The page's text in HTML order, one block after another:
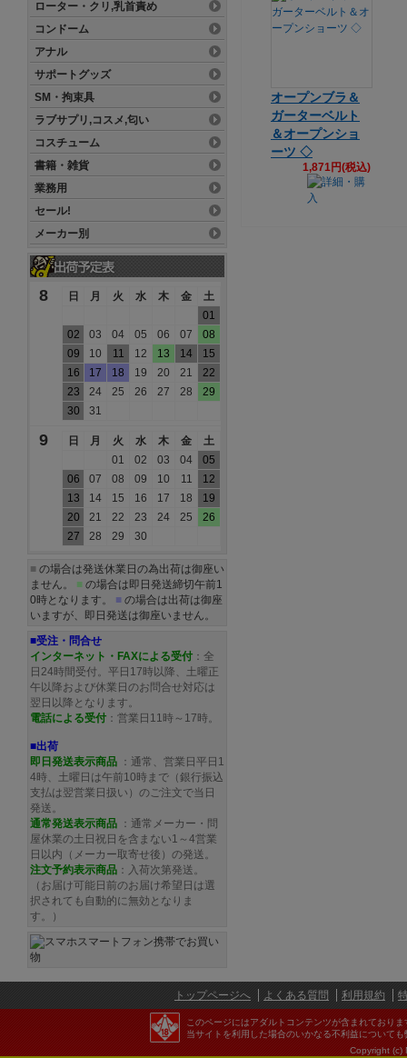
オープンブラ＆
ガーターベルト
＆オープンショ
ーツ ◇
1,871円(税込)
ローター・クリ,乳首責め
コンドーム
アナル
サポートグッズ
SM・拘束具
ラブサプリ,コスメ,匂い
コスチューム
書籍・雑貨
業務用
セール!
メーカー別
8 日 月 火 水 木 金
土
01
02
03 04 05 06 07
08
09
10 11 12 13 14
15
16
17 18 19 20 21
22
23
24 25 26 27 28
29
30
31
9 日 月 火 水 木 金
土
01
02 03 04
05
06
07 08 09 10 11
12
13
14 15 16 17 18
19
20
21 22 23 24 25
26
27
28 29 30
■ の場合は発送休業日の為出荷は御座い
ません。 ■ の場合は即日発送締切午前1
0時となります。 ■ の場合は出荷は御座
いますが、即日発送は御座いません。
■受注・問合せ
インターネット・FAXによる受付 ：全
日24時間受付。平日17時以降、土曜正
午以降および休業日のお問合せ対応は
翌日以降となります。
電話による受付 ：営業日11時～17時。
■出荷
即日発送表示商品 ：通常、営業日平日1
4時、土曜日は午前10時まで（銀行振込
支払は翌営業日扱い）のご注文で当日
発送。
通常発送表示商品 ：通常メーカー・問
屋休業の土日祝日を含まない1～4営業
日以内（メーカー取寄せ後）の発送。
注文予約表示商品 ：入荷次第発送。
（お届け可能日前のお届け希望日は選
択されても自動的に無効となりま
す。）
トップページへ よくある質問 利用規約
このページにはアダルトコンテンツが含まれており
当サイトを利用した場合のいかなる不利益について
Copyright (c)